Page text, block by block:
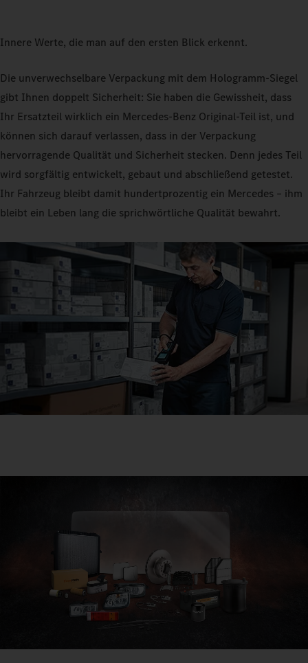
Innere Werte, die man auf den ersten Blick erkennt.
Die unverwechselbare Verpackung mit dem Hologramm-Siegel
gibt Ihnen doppelt Sicherheit: Sie haben die Gewissheit, dass
Ihr Ersatzteil wirklich ein Mercedes-Benz Original-Teil ist, und
können sich darauf verlassen, dass in der Verpackung
hervorragende Qualität und Sicherheit stecken. Denn jedes Teil
wird sorgfältig entwickelt, gebaut und abschließend getestet.
Ihr Fahrzeug bleibt damit hundertprozentig ein Mercedes – ihm
bleibt ein Leben lang die sprichwörtliche Qualität bewahrt.